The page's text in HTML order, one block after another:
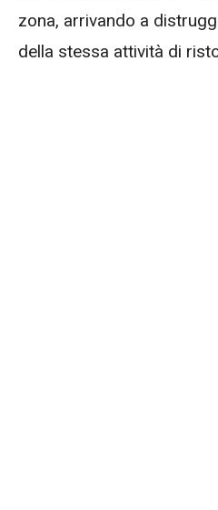
zona, arrivando a
della stessa attività di